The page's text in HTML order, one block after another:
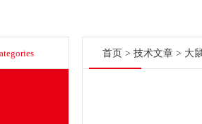
首页 > 技术文章 > 大